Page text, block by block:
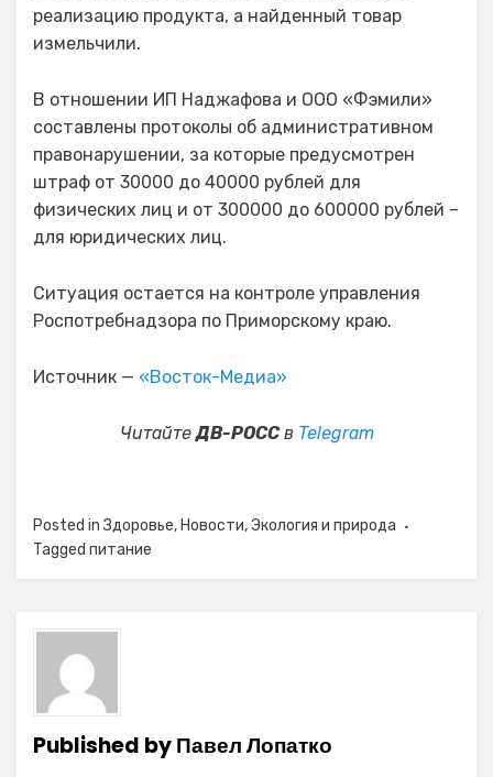
реализацию продукта, а найденный товар
измельчили.
В отношении ИП Наджафова и ООО «Фэмили»
составлены протоколы об административном
правонарушении, за которые предусмотрен
штраф от 30000 до 40000 рублей для
физических лиц и от 300000 до 600000 рублей –
для юридических лиц.
Ситуация остается на контроле управления
Роспотребнадзора по Приморскому краю.
Источник — «Восток-Медиа»
ЧитайтеДВ-РОССв Telegram
Posted inЗдоровье, Новости,Экология и природа
Tagged питание
Published byПавел Лопатко